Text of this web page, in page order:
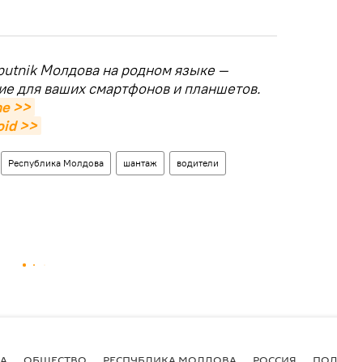
Молдова на родном языке —
для ваших смартфонов и планшетов.
>>
>>
Республика Молдова шантаж водители